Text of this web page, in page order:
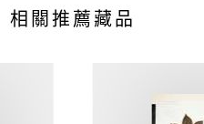
相關推薦藏品